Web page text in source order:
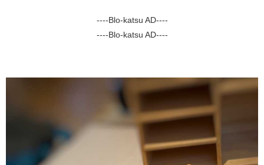
----Blo-katsu AD----
----Blo-katsu AD----